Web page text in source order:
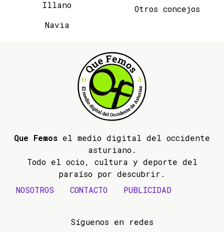
Illano
Navia
Otros concejos
Que Femos el medio digital del occidente
asturiano.
Todo el ocio, cultura y deporte del
paraíso por descubrir.
NOSOTROS
CONTACTO PUBLICIDAD
Síguenos en redes